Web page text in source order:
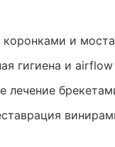
коронками и
гигиена и airflow
лечение